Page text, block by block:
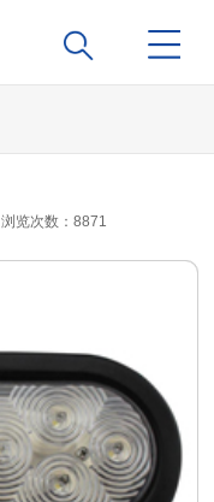
浏览次数 ：8871